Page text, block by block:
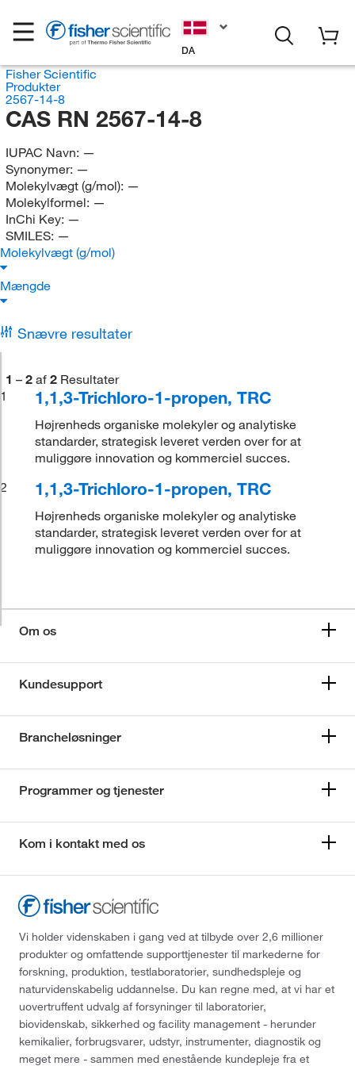
DA
Fisher Scientific
Produkter
2567-14-8
CAS RN 2567-14-8
IUPAC Navn: —
Synonymer: —
Molekylvægt (g/mol): —
Molekylformel: —
InChi Key: —
SMILES: —
Molekylvægt (g/mol)
Mængde
Snævre resultater
1 – 2 af 2 Resultater
1
1,1,3-Trichloro-1-propen, TRC
Højrenheds organiske molekyler og analytiske
standarder, strategisk leveret verden over for at
muliggøre innovation og kommerciel succes.
2
1,1,3-Trichloro-1-propen, TRC
Højrenheds organiske molekyler og analytiske
standarder, strategisk leveret verden over for at
muliggøre innovation og kommerciel succes.
Om os
Kundesupport
Brancheløsninger
Programmer og tjenester
Kom i kontakt med os
Vi holder videnskaben i gang ved at tilbyde over 2,6 millioner
produkter og omfattende supporttjenester til markederne for
forskning, produktion, testlaboratorier, sundhedspleje og
naturvidenskabelig uddannelse. Du kan regne med, at vi har et
uovertruffent udvalg af forsyninger til laboratorier,
biovidenskab, sikkerhed og facility management - herunder
kemikalier, forbrugsvarer, udstyr, instrumenter, diagnostik og
meget mere - sammen med enestående kundepleje fra et